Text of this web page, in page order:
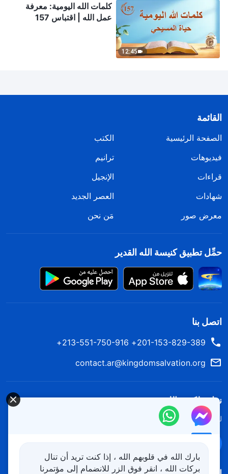
12:45
كلمات الله اليومية: معرفة
عمل الله | اقتباس 157
القائمة
الصفحة الرئيسية
الكتب
فيديوهات
ترانيم
قراءات
الإنجيل
شهادات
العصر الجديد
معرض صور
مَن نحن
حمِّل تطبيق كنيسة الله القدير
اتصل بنا
201-153-829-389+ 213-551-750-916+
contact.ar@kingdomsalvation.org
نزل ملكوت الله.
لقد نزلت المملكة بالفعل إلى الأرض! هل تريد دخوله؟
بارك الله في قلوبهم الله ، إذا كنت تريد أن تنال
بركات الله ، انقر فوق الزر للانضمام إلى مؤتمرنا